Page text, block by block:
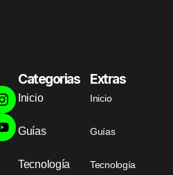
Categorias
Inicio
Guías
Tecnología
Extras
Inicio
Guías
Tecnología